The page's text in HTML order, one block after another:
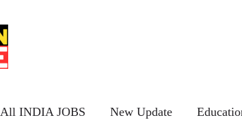
All INDIA JOBS New Update